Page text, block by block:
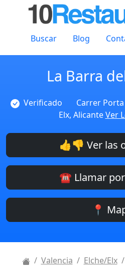
Buscar Blog
La Barra
Verificado
Carrer
Elx, AlicanteVer
👍👎 Ver las
☎️ Llamar
📍
Valencia Elche/Elx